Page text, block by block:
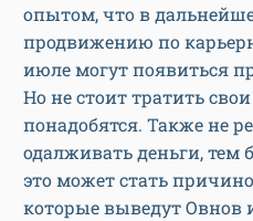
опытом, что в
продвижению по
июле могут появиться
Но не стоит тратить
понадобятся. Также не
одалживать деньги, тем
это может стать
которые выведут Овнов